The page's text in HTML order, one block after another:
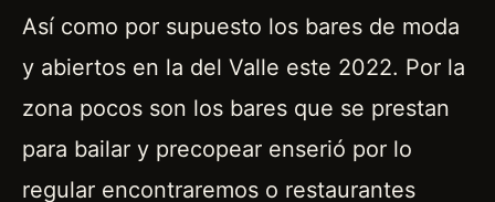
Así como por supuesto los bares de moda
y abiertos en la del Valle este 2022. Por la
zona pocos son los bares que se prestan
para bailar y precopear enserió por lo
regular encontraremos o restaurantes